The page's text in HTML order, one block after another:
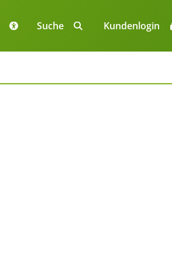
überspringen
Suche Kundenlogin